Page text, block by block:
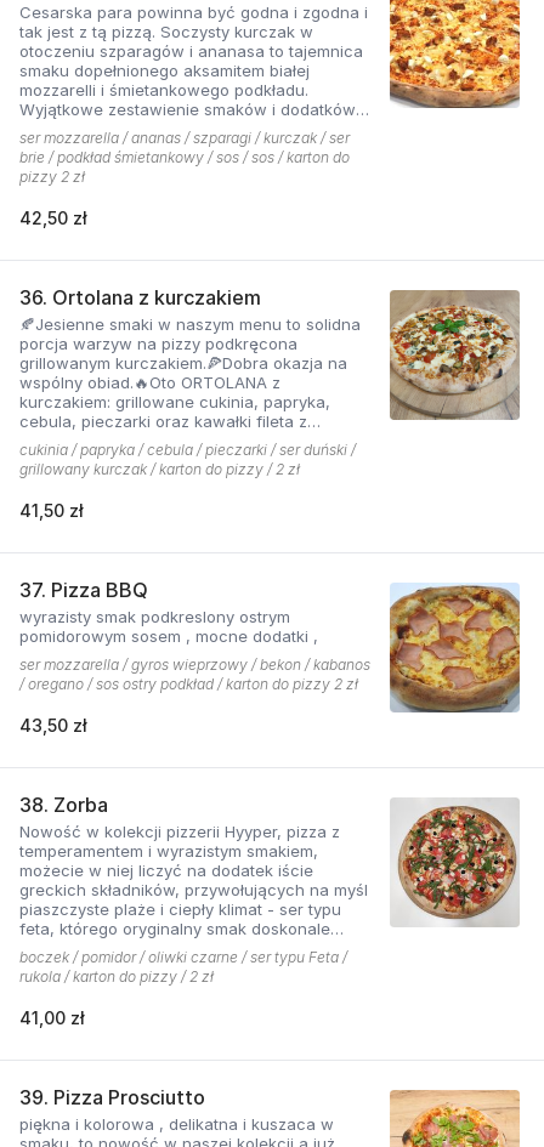
Cesarska para powinna być godna i zgodna i
tak jest z tą pizzą. Soczysty kurczak w
otoczeniu szparagów i ananasa to tajemnica
smaku dopełnionego aksamitem białej
mozzarelli i śmietankowego podkładu.
Wyjątkowe zestawienie smaków i dodatków
które tworzą jedną z najchętniej zamawianych
pizzy z menu pizzerii Hyyper
ser mozzarella / ananas / szparagi / kurczak / ser
brie / podkład śmietankowy / sos / sos / karton do
pizzy 2 zł
42,50 zł
36. Ortolana z kurczakiem
🍂Jesienne smaki w naszym menu to solidna
porcja warzyw na pizzy podkręcona
grillowanym kurczakiem.🍕Dobra okazja na
wspólny obiad.🔥Oto ORTOLANA z
kurczakiem: grillowane cukinia, papryka,
cebula, pieczarki oraz kawałki fileta z
dodatkiem sera z niebieską pleśnią.
cukinia / papryka / cebula / pieczarki / ser duński /
grillowany kurczak / karton do pizzy / 2 zł
41,50 zł
37. Pizza BBQ
wyrazisty smak podkreslony ostrym
pomidorowym sosem , mocne dodatki ,
ser mozzarella / gyros wieprzowy / bekon / kabanos
/ oregano / sos ostry podkład / karton do pizzy 2 zł
43,50 zł
38. Zorba
Nowość w kolekcji pizzerii Hyyper, pizza z
temperamentem i wyrazistym smakiem,
możecie w niej liczyć na dodatek iście
greckich składników, przywołujących na myśl
piaszczyste plaże i ciepły klimat - ser typu
feta, którego oryginalny smak doskonale
współgra z przypieczoną czerwoną cebulką,
a także oliwki czarne, które nadają pizzy
wyjątkowo greckiego charakteru, wszystko to
grillowanego boczku. Jest to pizza dla
boją się poznawać nowych połączeń.
boczek / pomidor / oliwki czarne / ser typu Feta /
rukola / karton do pizzy / 2 zł
41,00 zł
39. Pizza Prosciutto
piękna i kolorowa , delikatna i kuszaca w
smaku, to nowość w naszej kolekcji a już